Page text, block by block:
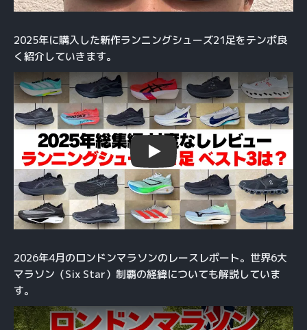
2025年に購入した新作ランニングシューズ21足をテンポ良
く紹介していきます。
Play
2026年4月のロンドンマラソンのレースレポート。世界6大
マラソン（Six Star）制覇の経緯についても解説していま
す。